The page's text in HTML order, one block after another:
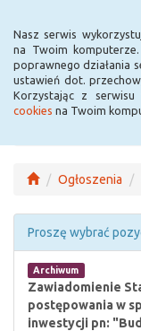
Nasz serwis
na Twoim
poprawnego działania
ustawień dot.
Korzystając z serwisu
cookies na Twoim
Ogłoszenia
Proszę wybrać
Archiwum
Zawiadomienie
postępowania w
inwestycji pn: